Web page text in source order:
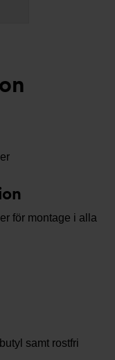
för montage i alla
samt rostfri